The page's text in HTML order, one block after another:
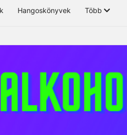
Hangoskönyvek Több